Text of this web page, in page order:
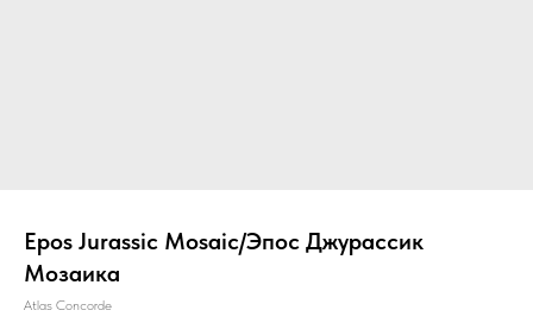
Epos Jurassic Mosaic/Эпос Джурассик
Мозаика
Atlas Concorde